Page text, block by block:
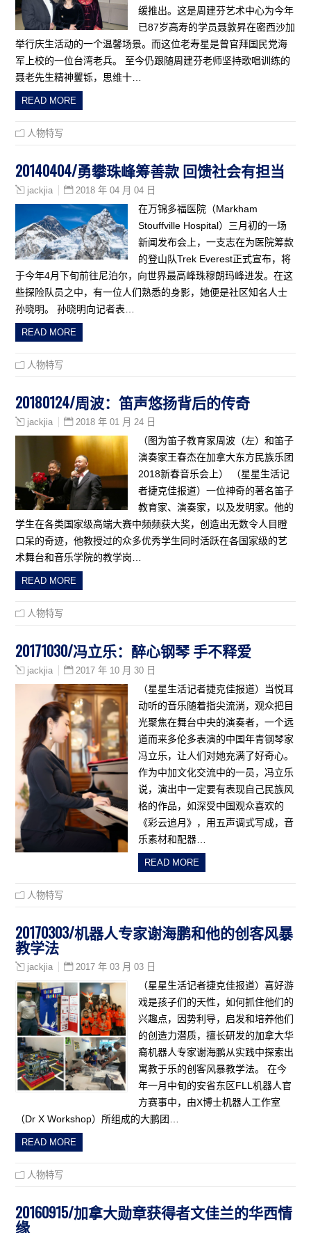
缓推出。这是周建芬艺术中心为今年
已87岁高寿的学员聂敦昇在密西沙加
举行庆生活动的一个温馨场景。而这位老寿星是曾官拜国民党海
军上校的一位台湾老兵。 至今仍跟随周建芬老师坚持歌唱训练的
聂老先生精神矍铄，思维十…
READ MORE
人物特写
20140404/勇攀珠峰筹善款 回馈社会有担当
jackjia 2018 年 04 月 04 日
在万锦多福医院（Markham
Stouffville Hospital）三月初的一场
新闻发布会上，一支志在为医院筹款
的登山队Trek Everest正式宣布，将
于今年4月下旬前往尼泊尔，向世界最高峰珠穆朗玛峰进发。在这
些探险队员之中，有一位人们熟悉的身影，她便是社区知名人士
孙晓明。 孙晓明向记者表…
READ MORE
人物特写
20180124/周波：笛声悠扬背后的传奇
jackjia 2018 年 01 月 24 日
（图为笛子教育家周波（左）和笛子
演奏家王春杰在加拿大东方民族乐团
2018新春音乐会上） （星星生活记
者捷克佳报道）一位神奇的著名笛子
教育家、演奏家，以及发明家。他的
学生在各类国家级高端大赛中频频获大奖，创造出无数令人目瞪
口呆的奇迹，他教授过的众多优秀学生同时活跃在各国家级的艺
术舞台和音乐学院的教学岗…
READ MORE
人物特写
20171030/冯立乐：醉心钢琴 手不释爱
jackjia 2017 年 10 月 30 日
（星星生活记者捷克佳报道）当悦耳
动听的音乐随着指尖流淌，观众把目
光聚焦在舞台中央的演奏者，一个远
道而来多伦多表演的中国年青钢琴家
冯立乐，让人们对她充满了好奇心。
作为中加文化交流中的一员，冯立乐
说，演出中一定要有表现自己民族风
格的作品，如深受中国观众喜欢的
《彩云追月》，用五声调式写成，音
乐素材和配器…
READ MORE
人物特写
20170303/机器人专家谢海鹏和他的创客风暴
教学法
jackjia 2017 年 03 月 03 日
（星星生活记者捷克佳报道）喜好游
戏是孩子们的天性，如何抓住他们的
兴趣点，因势利导，启发和培养他们
的创造力潜质，擅长研发的加拿大华
裔机器人专家谢海鹏从实践中探索出
寓教于乐的创客风暴教学法。 在今
年一月中旬的安省东区FLL机器人官
方赛事中，由X博士机器人工作室
（Dr X Workshop）所组成的大鹏团…
READ MORE
人物特写
20160915/加拿大勋章获得者文佳兰的华西情
缘